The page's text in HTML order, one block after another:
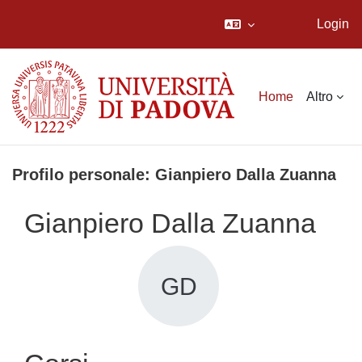
Login
Home Altro
Profilo personale: Gianpiero Dalla Zuanna
Gianpiero Dalla Zuanna
GD